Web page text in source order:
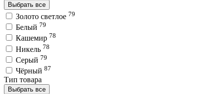
Выбрать все
Золото светлое 79
Белый 79
Кашемир 78
Никель 78
Серый 79
Чёрный 87
Тип товара
Выбрать все